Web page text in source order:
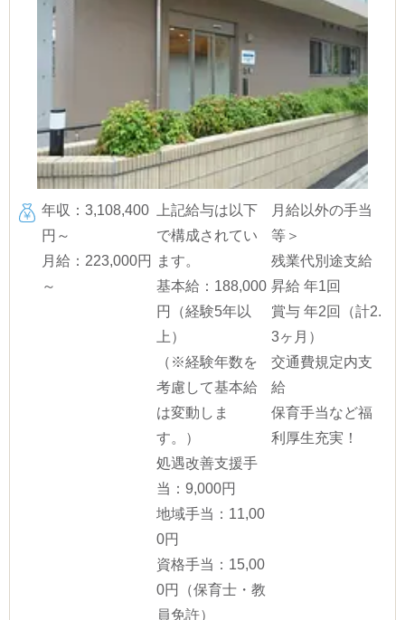
年収：3,108,400
円～
月給：223,000円
～
上記給与は以下
で構成されてい
ます。
基本給：188,000
円（経験5年以
上）
（※経験年数を
考慮して基本給
は変動しま
す。）
処遇改善支援手
当：9,000円
地域手当：11,00
0円
資格手当：15,00
0円（保育士・教
員免許）
月給以外の手当
等＞
残業代別途支給
昇給 年1回
賞与 年2回（計2.
3ヶ月）
交通費規定内支
給
保育手当など福
利厚生充実！